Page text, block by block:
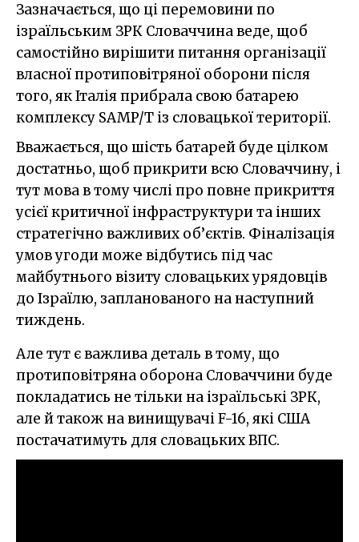
Зазначається, що ці перемовини по
ізраїльським ЗРК Словаччина веде, щоб
самостійно вирішити питання організації
власної протиповітряної оборони після
того, як Італія прибрала свою батарею
комплексу SAMP/T із словацької території.
Вважається, що шість батарей буде цілком
достатньо, щоб прикрити всю Словаччину, і
тут мова в тому числі про повне прикриття
усієї критичної інфраструктури та інших
стратегічно важливих об’єктів. Фіналізація
умов угоди може відбутись під час
майбутнього візиту словацьких урядовців
до Ізраїлю, запланованого на наступний
тиждень.
Але тут є важлива деталь в тому, що
протиповітряна оборона Словаччини буде
покладатись не тільки на ізраїльські ЗРК,
але й також на винищувачі F-16, які США
постачатимуть для словацьких ВПС.